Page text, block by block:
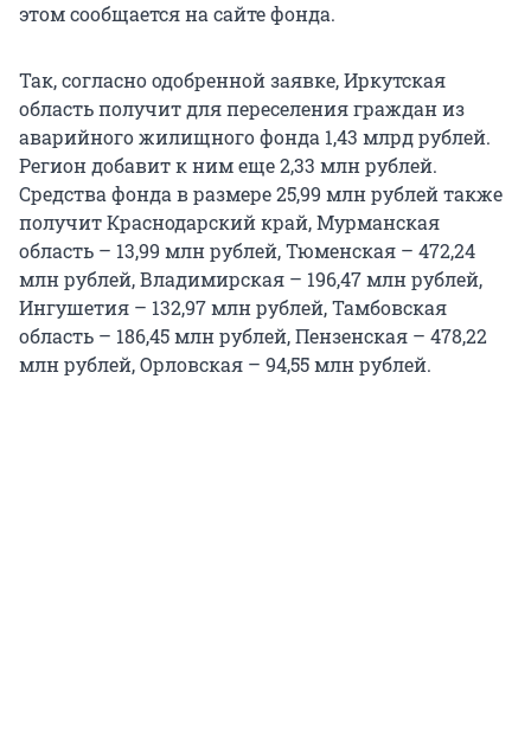
этом сообщается на сайте фонда.
Так, согласно одобренной заявке, Иркутская
область получит для переселения граждан из
аварийного жилищного фонда 1,43 млрд рублей.
Регион добавит к ним еще 2,33 млн рублей.
Средства фонда в размере 25,99 млн рублей также
получит Краснодарский край, Мурманская
область – 13,99 млн рублей, Тюменская – 472,24
млн рублей, Владимирская – 196,47 млн рублей,
Ингушетия – 132,97 млн рублей, Тамбовская
область – 186,45 млн рублей, Пензенская – 478,22
млн рублей, Орловская – 94,55 млн рублей.